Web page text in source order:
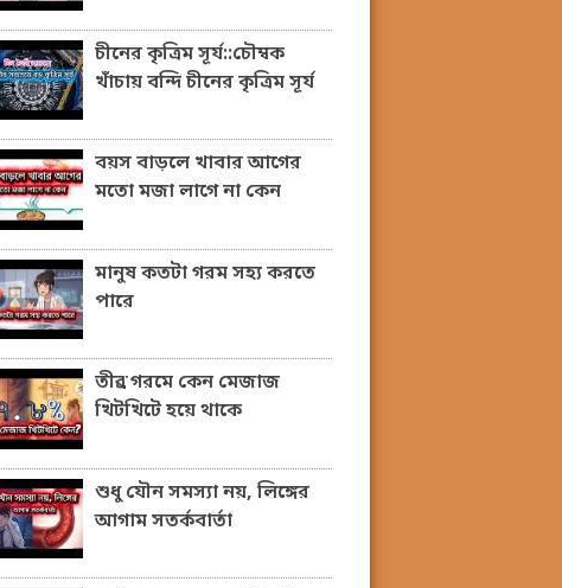
চীনের কৃত্রিম সূর্য::চৌম্বক
খাঁচায় বন্দি চীনের কৃত্রিম সূর্য
বয়স বাড়লে খাবার আগের
মতো মজা লাগে না কেন
মানুষ কতটা গরম সহ্য করতে
পারে
তীব্র গরমে কেন মেজাজ
খিটখিটে হয়ে থাকে
শুধু যৌন সমস্যা নয়, লিঙ্গের
আগাম সতর্কবার্তা